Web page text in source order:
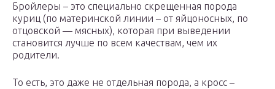
Бройлеры – это специально скрещенная порода
куриц (по материнской линии – от яйцоносных, по
отцовской — мясных), которая при выведении
становится лучше по всем качествам, чем их
родители.
То есть, это даже не отдельная порода, а кросс –